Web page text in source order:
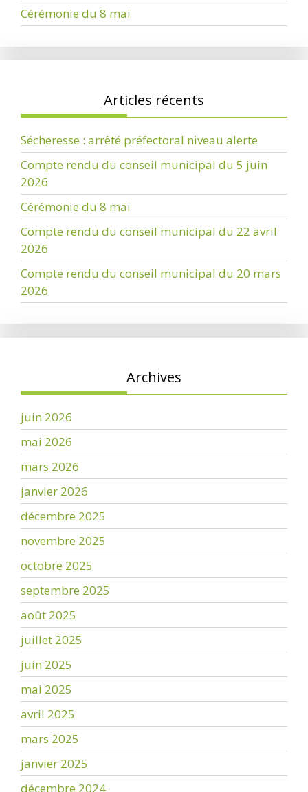
Cérémonie du 8 mai
Articles récents
Sécheresse : arrêté préfectoral niveau alerte
Compte rendu du conseil municipal du 5 juin
2026
Cérémonie du 8 mai
Compte rendu du conseil municipal du 22 avril
2026
Compte rendu du conseil municipal du 20 mars
2026
Archives
juin 2026
mai 2026
mars 2026
janvier 2026
décembre 2025
novembre 2025
octobre 2025
septembre 2025
août 2025
juillet 2025
juin 2025
mai 2025
avril 2025
mars 2025
janvier 2025
décembre 2024